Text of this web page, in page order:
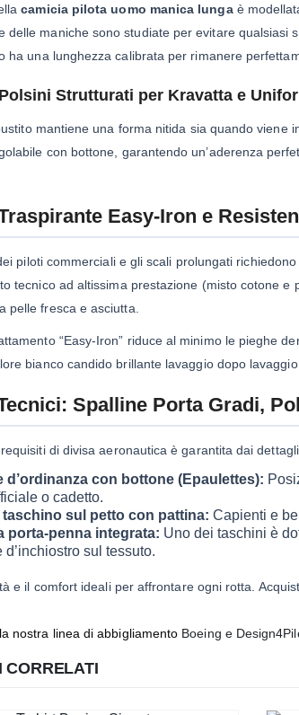
camicia pilota uomo manica lungaè
delle maniche sono studiate per evitare qualsiasi
ha una lunghezza calibrata per rimanere
Strutturati per Kravatta e
mantiene una forma nitida sia quando viene
con bottone, garantendo un’aderenza
Easy-Iron e
piloti commerciali e gli scali prolungati
tecnico ad altissima prestazione (misto cotone
pelle fresca e asciutta.
“Easy-Iron” riduce al minimo le pieghe
bianco candido brillante lavaggio dopo
Spalline Porta Gradi,
requisiti di divisa aeronautica è garantita dai
d’ordinanza con bottone (Epaulettes):
o cadetto.
taschino sul petto con pattina: Capienti e
porta-penna integrata: Uno dei taschini è
d’inchiostro sul tessuto.
e il comfort ideali per affrontare ogni rotta.
nostra linea di abbigliamento Boeing e
CORRELATI